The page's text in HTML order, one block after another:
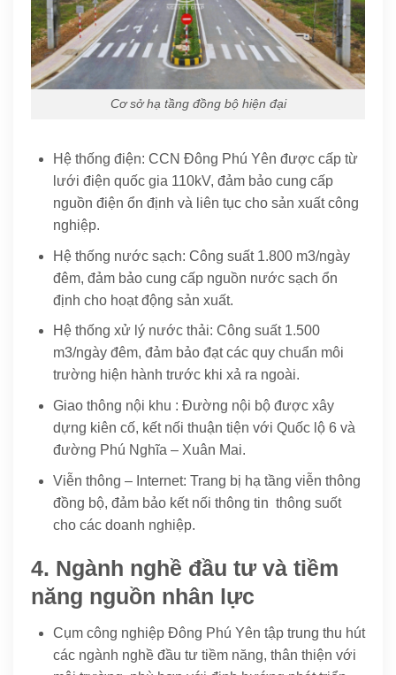
Cơ sở hạ tầng đồng bộ hiện đại
Hệ thống điện: CCN Đông Phú Yên được cấp từ
lưới điện quốc gia 110kV, đảm bảo cung cấp
nguồn điện ổn định và liên tục cho sản xuất công
nghiệp.
Hệ thống nước sạch: Công suất 1.800 m3/ngày
đêm, đảm bảo cung cấp nguồn nước sạch ổn
định cho hoạt động sản xuất.
Hệ thống xử lý nước thải: Công suất 1.500
m3/ngày đêm, đảm bảo đạt các quy chuẩn môi
trường hiện hành trước khi xả ra ngoài.
Giao thông nội khu : Đường nội bộ được xây
dựng kiên cố, kết nối thuận tiện với Quốc lộ 6 và
đường Phú Nghĩa – Xuân Mai.
Viễn thông – Internet: Trang bị hạ tầng viễn thông
đồng bộ, đảm bảo kết nối thông tin thông suốt
cho các doanh nghiệp.
4. Ngành nghề đầu tư và tiềm
năng nguồn nhân lực
Cụm công nghiệp Đông Phú Yên tập trung thu hút
các ngành nghề đầu tư tiềm năng, thân thiện với